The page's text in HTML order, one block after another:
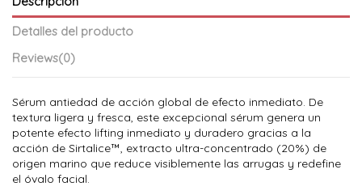
Detalles del producto
Reviews(0)
Sérum antiedad de acción global de efecto inmediato. De
textura ligera y fresca, este excepcional sérum genera un
potente efecto lifting inmediato y duradero gracias a la
acción de Sirtalice™, extracto ultra-concentrado (20%) de
origen marino que reduce visiblemente las arrugas y redefine
el óvalo facial.